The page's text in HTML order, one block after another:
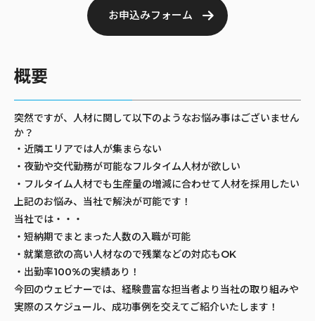
お申込みフォーム
概要
突然ですが、人材に関して以下のようなお悩み事はございません
か？
・近隣エリアでは人が集まらない
・夜勤や交代勤務が可能なフルタイム人材が欲しい
・フルタイム人材でも生産量の増減に合わせて人材を採用したい
上記のお悩み、当社で解決が可能です！
当社では・・・
・短納期でまとまった人数の入職が可能
・就業意欲の高い人材なので残業などの対応もOK
・出勤率100%の実績あり！
今回のウェビナーでは、経験豊富な担当者より当社の取り組みや
実際のスケジュール、成功事例を交えてご紹介いたします！